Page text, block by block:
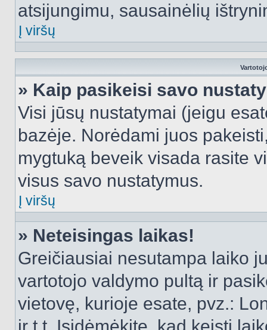
atsijungimu, sausainėlių
Į viršų
» Kaip pasikeisi savo
Visi jūsų nustatymai (jeigu
bazėje. Norėdami juos
mygtuką beveik visada rasite
visus savo nustatymus.
Į viršų
» Neteisingas laikas!
Greičiausiai nesutampa laiko
vartotojo valdymo pultą ir
vietovę, kurioje esate, pvz.: